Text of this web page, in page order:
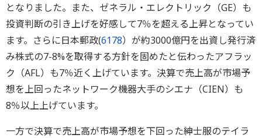
となりました。また、ゼネラル・エレクトリック（GE）も
投資判断の引き上げを好感して7％を超える上昇となってい
ます。さらに日本郵政(6178）が約3000億円を出資し発行済
み株式の7-8%を取得する方針を固めたと伝わったアフラッ
ク（AFL）も7％近く上げています。決算で売上高が市場予
想を上回ったネットワーク機器大手のシエナ（CIEN）も
8％以上上げています。
一方で決算で売上高が市場予想を下回った紳士服のテイラ